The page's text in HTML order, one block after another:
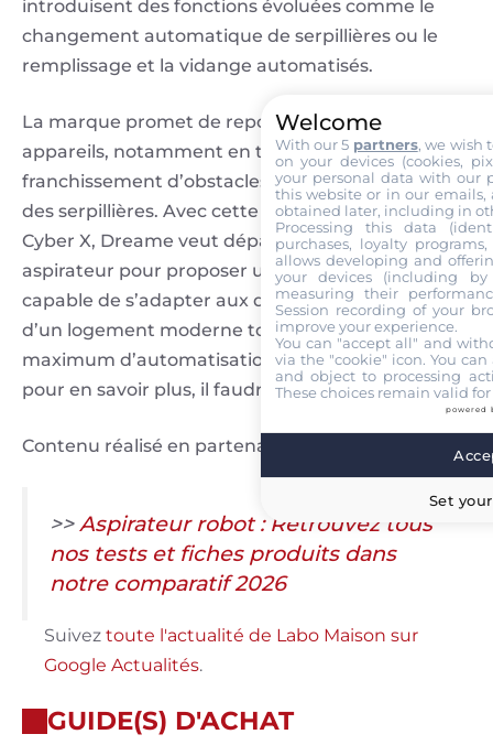
introduisent des fonctions évoluées comme le
changement automatique de serpillières ou le
remplissage et la vidange automatisés.
La marque promet de repousser les limites de ces
appareils, notamment en termes de
franchissement d’obstacles ou bien de nettoyage
des serpillières. Avec cette série X60 Pro et avec le
Cyber X, Dreame veut dépasser le simple robot
aspirateur pour proposer une solution globale,
capable de s’adapter aux différentes contraintes
d’un logement moderne tout en offrant un
maximum d’automatisation à l’utilisateur. Mais
pour en savoir plus, il faudra attendre le 27 mai…
Contenu réalisé en partenariat avec Dreame.
>>Aspirateur robot : Retrouvez tous
nos tests et fiches produits dans
notre comparatif 2026
Suivez toute l'actualité de Labo Maison sur
Google Actualités.
GUIDE(S) D'ACHAT
Welcome
With our 5 partners, we wish
on your devices (cookies,
your personal data with our
this website or in our emails,
obtained later, including in
Processing this data
purchases, loyalty
allows developing and
your devices (including
measuring their
Session recording of your
improve your experience.
You can "accept all" and
via the "cookie" icon. You
and object to processing
These choices remain valid
powered
Set